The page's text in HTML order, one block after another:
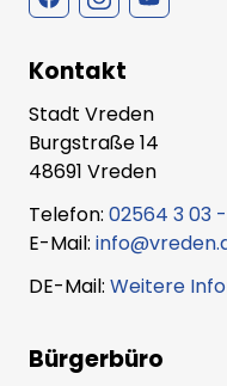
Kontakt
Stadt Vreden
Burgstraße 14
48691 Vreden
Telefon: 02564 3 03
E-Mail:
DE-Mail: Weitere
Bürgerbüro